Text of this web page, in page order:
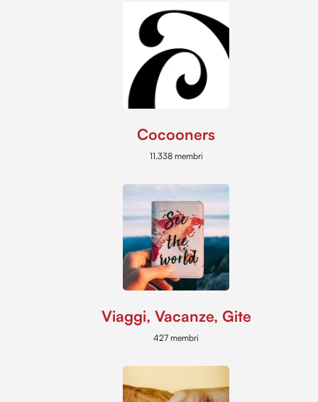
Cocooners
11.338 membri
Viaggi, Vacanze, Gite
427 membri